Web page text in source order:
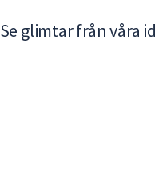
Se glimtar från våra